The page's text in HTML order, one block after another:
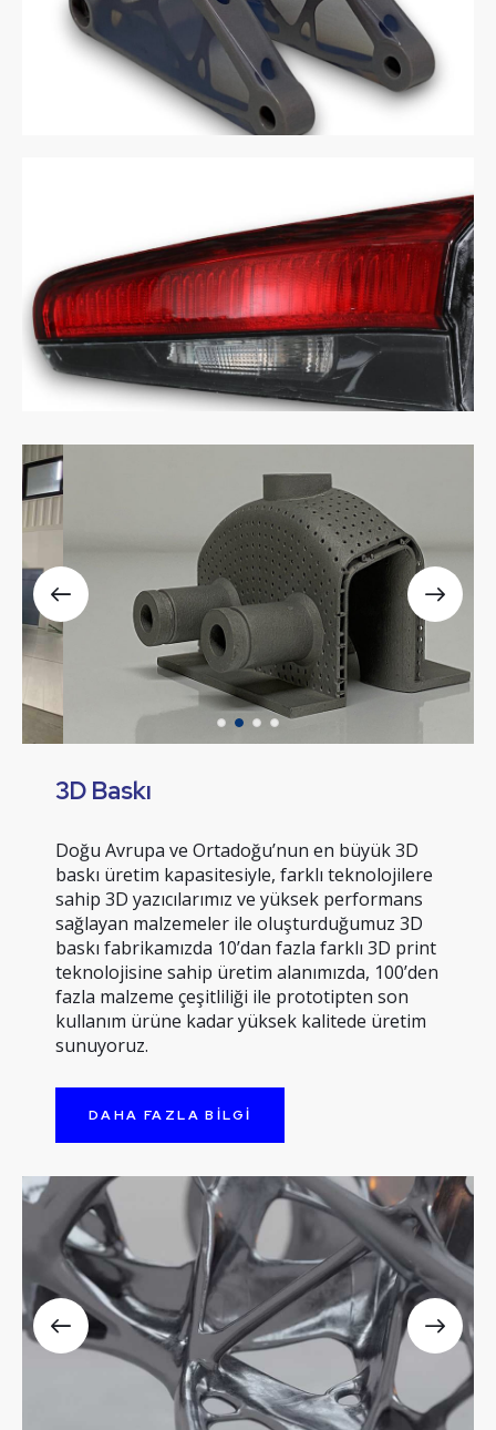
Topology Application
Vacuum Casting
3D Baskı
Doğu Avrupa ve Ortadoğu’nun en büyük 3D
baskı üretim kapasitesiyle, farklı teknolojilere
sahip 3D yazıcılarımız ve yüksek performans
sağlayan malzemeler ile oluşturduğumuz 3D
baskı fabrikamızda 10’dan fazla farklı 3D print
teknolojisine sahip üretim alanımızda, 100’den
fazla malzeme çeşitliliği ile prototipten son
kullanım ürüne kadar yüksek kalitede üretim
sunuyoruz.
DAHA FAZLA BILGI